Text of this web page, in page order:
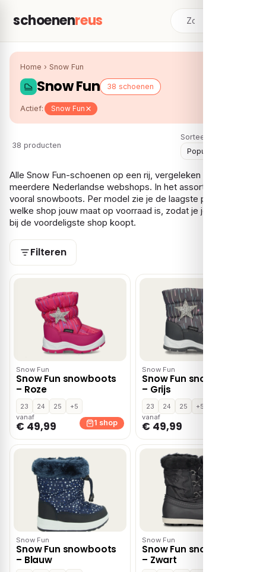
schoenenreus
Home › Snow Fun
Snow Fun 38 schoenen
Actief: Snow Fun
38 producten
Sorteer:
Alle Snow Fun-schoenen op een rij, vergeleken over
meerdere Nederlandse webshops. In het assortiment vind je
vooral snowboots. Per model zie je de laagste prijs en bij
welke shop jouw maat op voorraad is, zodat je je Snow Fun
bij de voordeligste shop koopt.
Filteren
Snow Fun
Snow Fun snowboots
– Roze
23 24 25
+5
vanaf
€ 49,99 1 shop
Snow Fun
Snow Fun snowboots
– Grijs
23 24 25
+5
vanaf
€ 49,99
Snow Fun
Snow Fun snowboots
– Blauw
Snow Fun
Snow Fun snowboots
– Zwart